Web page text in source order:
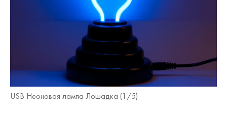
USB Неоновая лампа Лошадка (1 /5)